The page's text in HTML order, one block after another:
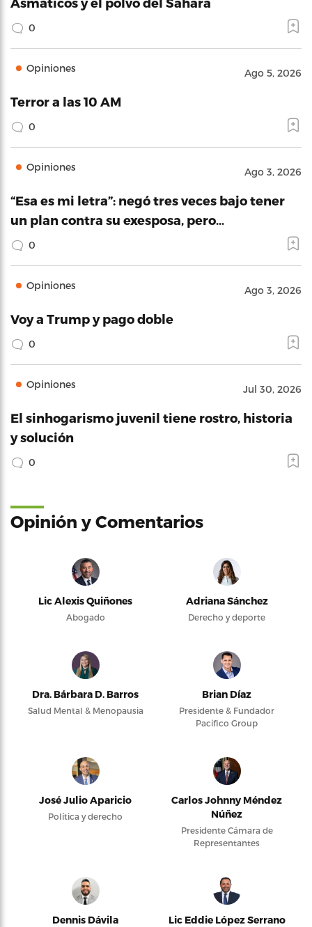
0
Opiniones Ago 5, 2026
Terror a las 10 AM
0
Opiniones Ago 3, 2026
“Esa es mi letra”: negó tres veces bajo tener
un plan contra su exesposa, pero…
0
Opiniones Ago 3, 2026
Voy a Trump y pago doble
0
Opiniones Jul 30, 2026
El sinhogarismo juvenil tiene rostro, historia
y solución
0
Opinión y Comentarios
Lic Alexis Quiñones
Abogado
Adriana Sánchez
Derecho y deporte
Dra. Bárbara D. Barros
Salud Mental & Menopausia
Brian Díaz
Presidente & Fundador
Pacifico Group
José Julio Aparicio
Política y derecho
Carlos Johnny Méndez
Núñez
Presidente Cámara de
Representantes
Dennis Dávila Lic Eddie López Serrano